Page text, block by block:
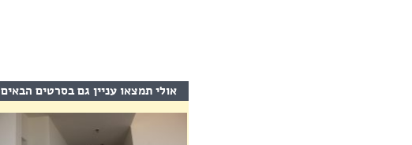
אולי תמצאו עניין גם בסרטים הבאים